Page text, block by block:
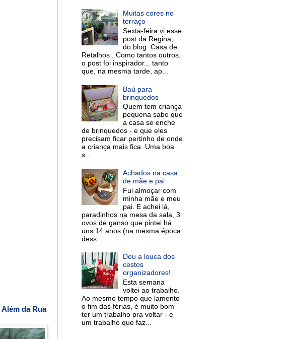
Além da Rua
Muitas cores no
terraço
Sexta-feira vi esse
post da Regina,
do blog Casa de
Retalhos . Como tantos outros,
o post foi inspirador... tanto
que, na mesma tarde, ap...
Baú para
brinquedos
Quem tem criança
pequena sabe que
a casa se enche
de brinquedos - e que eles
precisam ficar pertinho de onde
a criança mais fica. Uma boa
s...
Achados na casa
de mãe e pai
Fui almoçar com
minha mãe e meu
pai. E achei lá,
paradinhos na mesa da sala, 3
ovos de ganso que pintei há
uns 14 anos (na mesma época
dess...
Deu a louca dos
cestos
organizadores!
Esta semana
voltei ao trabalho.
Ao mesmo tempo que lamento
o fim das férias, é muito bom
ter um trabalho pra voltar - e
um trabalho que faz...